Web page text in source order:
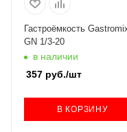
Гастроёмкость
GN 1/3-20
в наличии
357 руб./шт
В КОРЗИНУ